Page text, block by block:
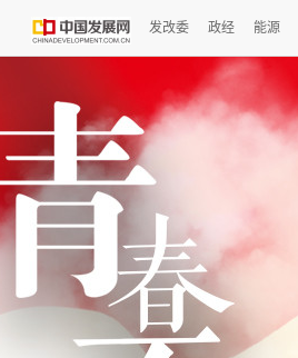
发改委 政经 能源